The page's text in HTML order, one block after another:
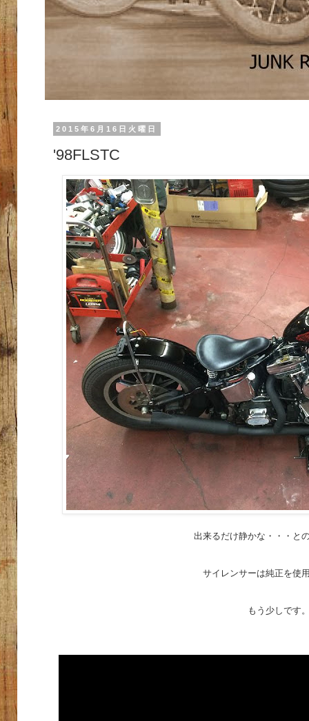
2015年6月16日火曜日
'98FLSTC
出来るだけ静かな・・・と
サイレンサーは純正を使
もう少しです